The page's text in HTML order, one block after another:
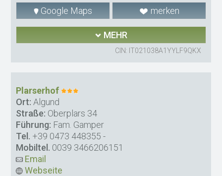
Google Maps merken
MEHR
CIN: IT021038A1YYLF9QKX
Plarserhof
Ort: Algund
Straße: Oberplars 34
Führung: Fam. Gamper
Tel. +39 0473 448355 -
Mobiltel. 0039 3466206151
Email
Webseite